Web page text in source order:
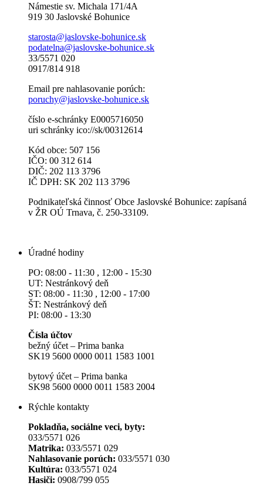
Námestie sv. Michala 171/4A
919 30 Jaslovské Bohunice
starosta@jaslovske-bohunice.sk
podatelna@jaslovske-bohunice.sk
33/5571 020
0917/814 918
Email pre nahlasovanie porúch:
poruchy@jaslovske-bohunice.sk
číslo e-schránky E0005716050
uri schránky ico://sk/00312614
Kód obce: 507 156
IČO: 00 312 614
DIČ: 202 113 3796
IČ DPH: SK 202 113 3796
Podnikateľská činnosť Obce Jaslovské Bohunice: zapísaná
v ŽR OÚ Trnava, č. 250-33109.
Úradné hodiny
PO: 08:00 - 11:30 , 12:00 - 15:30
UT: Nestránkový deň
ST: 08:00 - 11:30 , 12:00 - 17:00
ŠT: Nestránkový deň
PI: 08:00 - 13:30
Čísla účtov
bežný účet – Prima banka
SK19 5600 0000 0011 1583 1001
bytový účet – Prima banka
SK98 5600 0000 0011 1583 2004
Rýchle kontakty
Pokladňa, sociálne veci, byty:
033/5571 026
Matrika: 033/5571 029
Nahlasovanie porúch: 033/5571 030
Kultúra: 033/5571 024
Hasiči: 0908/799 055